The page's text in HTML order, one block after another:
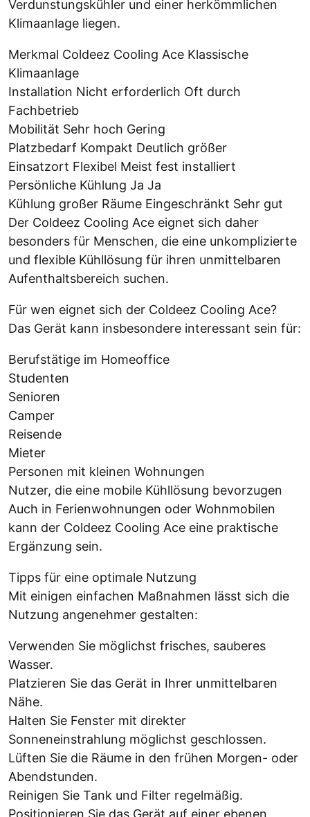
Verdunstungskühler und einer herkömmlichen
Klimaanlage liegen.
Merkmal Coldeez Cooling Ace Klassische
Klimaanlage
Installation Nicht erforderlich Oft durch
Fachbetrieb
Mobilität Sehr hoch Gering
Platzbedarf Kompakt Deutlich größer
Einsatzort Flexibel Meist fest installiert
Persönliche Kühlung Ja Ja
Kühlung großer Räume Eingeschränkt Sehr gut
Der Coldeez Cooling Ace eignet sich daher
besonders für Menschen, die eine unkomplizierte
und flexible Kühllösung für ihren unmittelbaren
Aufenthaltsbereich suchen.
Für wen eignet sich der Coldeez Cooling Ace?
Das Gerät kann insbesondere interessant sein für:
Berufstätige im Homeoffice
Studenten
Senioren
Camper
Reisende
Mieter
Personen mit kleinen Wohnungen
Nutzer, die eine mobile Kühllösung bevorzugen
Auch in Ferienwohnungen oder Wohnmobilen
kann der Coldeez Cooling Ace eine praktische
Ergänzung sein.
Tipps für eine optimale Nutzung
Mit einigen einfachen Maßnahmen lässt sich die
Nutzung angenehmer gestalten:
Verwenden Sie möglichst frisches, sauberes
Wasser.
Platzieren Sie das Gerät in Ihrer unmittelbaren
Nähe.
Halten Sie Fenster mit direkter
Sonneneinstrahlung möglichst geschlossen.
Lüften Sie die Räume in den frühen Morgen- oder
Abendstunden.
Reinigen Sie Tank und Filter regelmäßig.
Positionieren Sie das Gerät auf einer ebenen